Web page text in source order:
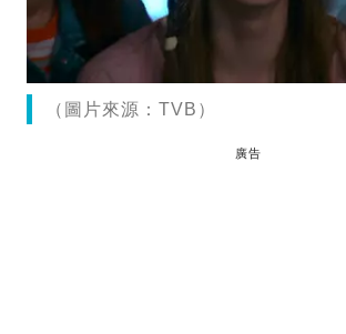
（圖片來源：TVB）
廣告